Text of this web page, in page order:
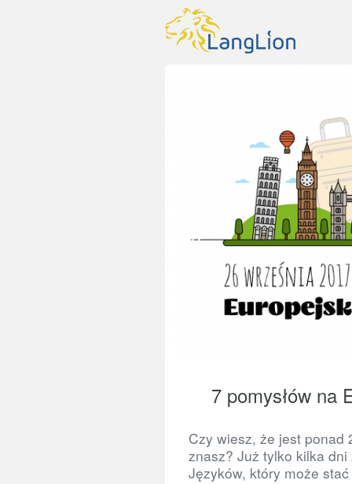
7 pomysłów na
Czy wiesz, że jest ponad
znasz? Już tylko kilka
Języków, który może